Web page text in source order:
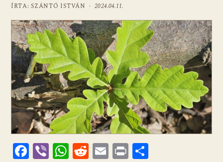
ÍRTA: SZÁNTÓ ISTVÁN ·2024.04.11.
F Vi W R E Pr